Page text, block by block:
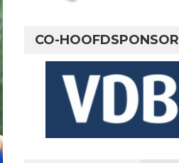
CO-HOOFDSPONSOR